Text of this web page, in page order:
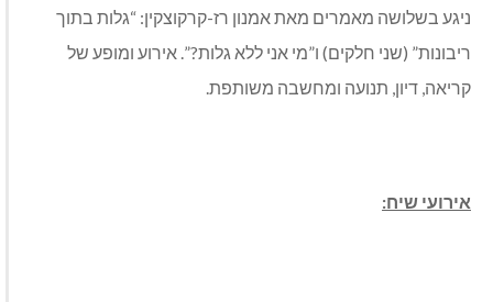
ניגע בשלושה מאמרים מאת אמנון רז-קרקוצקין: “גלות בתוך
ריבונות” (שני חלקים) ו”מי אני ללא גלות?”. אירוע ומופע של
קריאה, דיון, תנועה ומחשבה משותפת.
אירועי שיח: